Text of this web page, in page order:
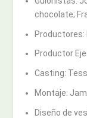
chocolate;
Productores:
Productor
Casting:
Montaje:
Diseño de